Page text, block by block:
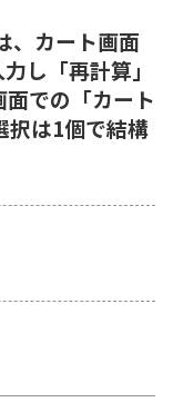
、カート画面
し「再計算」
での「カート
択は1個で結構